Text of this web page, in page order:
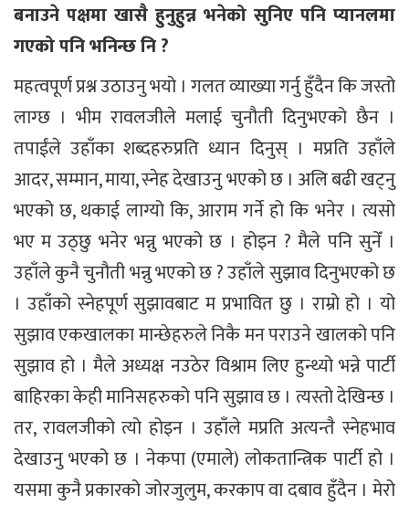
बनाउने पक्षमा खासै हुनुहुन्न भनेको सुनिए पनि प्यानलमा
गएको पनि भनिन्छ नि ?
महत्वपूर्ण प्रश्न उठाउनु भयो । गलत व्याख्या गर्नु हुँदैन कि जस्तो
लाग्छ । भीम रावलजीले मलाई चुनौती दिनुभएको छैन ।
तपाईंले उहाँका शब्दहरुप्रति ध्यान दिनुस् । मप्रति उहाँले
आदर, सम्मान, माया, स्नेह देखाउनु भएको छ । अलि बढी खट्नु
भएको छ, थकाई लाग्यो कि, आराम गर्ने हो कि भनेर । त्यसो
भए म उठ्छु भनेर भन्नु भएको छ । होइन ? मैले पनि सुनेँ ।
उहाँले कुनै चुनौती भन्नु भएको छ ? उहाँले सुझाव दिनुभएको छ
। उहाँको स्नेहपूर्ण सुझावबाट म प्रभावित छु । राम्रो हो । यो
सुझाव एकखालका मान्छेहरुले निकै मन पराउने खालको पनि
सुझाव हो । मैले अध्यक्ष नउठेर विश्राम लिए हुन्थ्यो भन्ने पार्टी
बाहिरका केही मानिसहरुको पनि सुझाव छ । त्यस्तो देखिन्छ ।
तर, रावलजीको त्यो होइन । उहाँले मप्रति अत्यन्तै स्नेहभाव
देखाउनु भएको छ । नेकपा (एमाले) लोकतान्त्रिक पार्टी हो ।
यसमा कुनै प्रकारको जोरजुलुम, करकाप वा दबाव हुँदैन । मेरो